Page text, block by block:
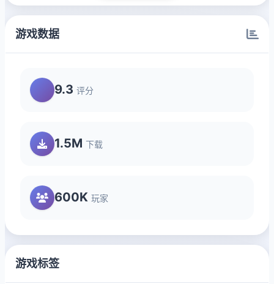
游戏数据
9.3 评分
1.5M 下载
600K 玩家
游戏标签